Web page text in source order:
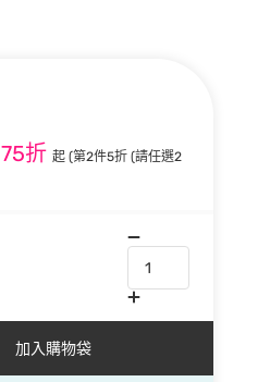
75折 起 (第2件5折 (請任選2
加入購物袋